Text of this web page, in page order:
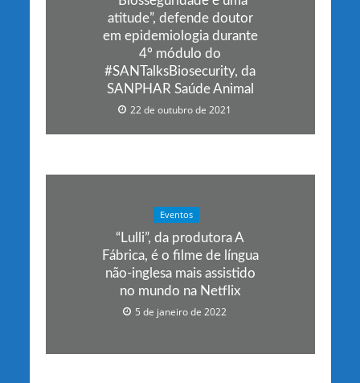
atitude”, defende doutor
em epidemiologia durante
4º módulo do
#SANTalksBiosecurity, da
SANPHAR Saúde Animal
22 de outubro de 2021
Eventos
“Lulli”, da produtora A
Fábrica, é o filme de língua
não-inglesa mais assistido
no mundo na Netflix
5 de janeiro de 2022